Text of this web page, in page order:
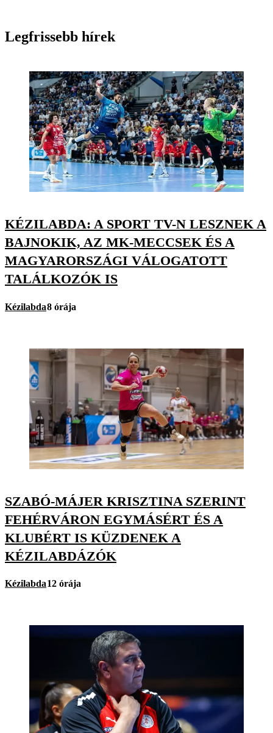
Legfrissebb hírek
KÉZILABDA: A SPORT TV-N LESZNEK A
BAJNOKIK, AZ MK-MECCSEK ÉS A
MAGYARORSZÁGI VÁLOGATOTT
TALÁLKOZÓK IS
Kézilabda8 órája
SZABÓ-MÁJER KRISZTINA SZERINT
FEHÉRVÁRON EGYMÁSÉRT ÉS A
KLUBÉRT IS KÜZDENEK A
KÉZILABDÁZÓK
Kézilabda12 órája